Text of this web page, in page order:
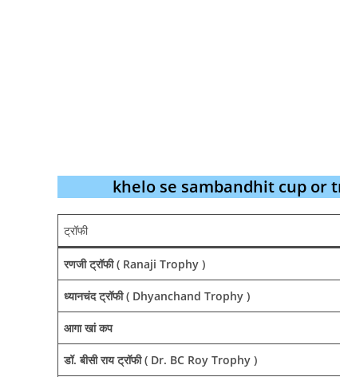
khelo se sambandhit cup or
ट्रॉफी
रणजी ट्रॉफी ( Ranaji Trophy )
ध्यानचंद ट्रॉफी ( Dhyanchand Trophy )
आगा खां कप
डॉ. बीसी राय ट्रॉफी ( Dr. BC Roy Trophy )